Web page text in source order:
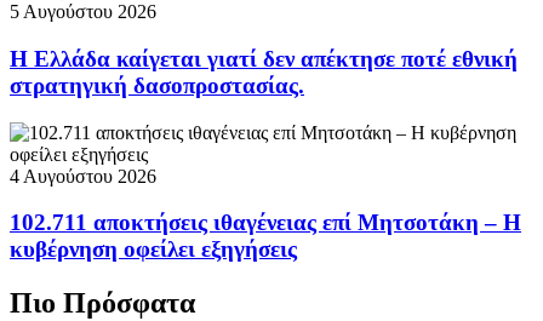
5 Αυγούστου 2026
Η Ελλάδα καίγεται γιατί δεν απέκτησε ποτέ εθνική
στρατηγική δασοπροστασίας.
4 Αυγούστου 2026
102.711 αποκτήσεις ιθαγένειας επί Μητσοτάκη – Η
κυβέρνηση οφείλει εξηγήσεις
Πιο Πρόσφατα